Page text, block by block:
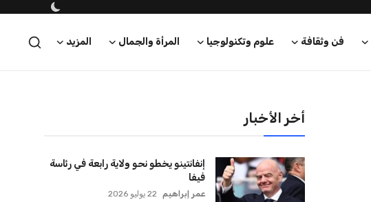
فن وثقافة علوم وتكنولوجيا المرأة والجمال المزيد
أخر الأخبار
إنفانتينو يخطو نحو ولاية رابعة في رئاسة
فيفا
عمر إبراهيم 22 يوليو 2026